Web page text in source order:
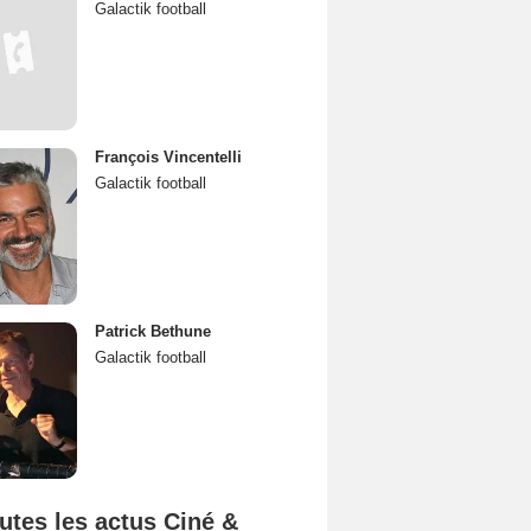
Galactik football
François Vincentelli
Galactik football
Patrick Bethune
Galactik football
les actus Ciné &